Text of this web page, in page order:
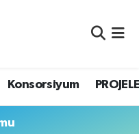
Konsorsiyum